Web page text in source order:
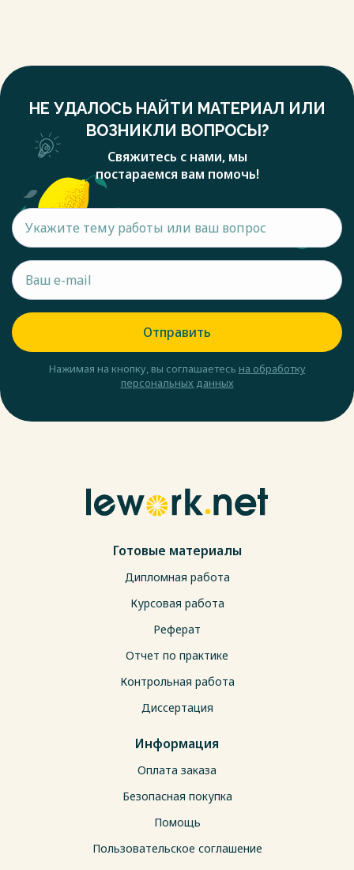
НЕ УДАЛОСЬ НАЙТИ МАТЕРИАЛ ИЛИ
ВОЗНИКЛИ ВОПРОСЫ?
Свяжитесь с нами, мы
постараемся вам помочь!
Отправить
Нажимая на кнопку, вы соглашаетесь на обработку
персональных данных
Готовые материалы
Дипломная работа
Курсовая работа
Реферат
Отчет по практике
Контрольная работа
Диссертация
Информация
Оплата заказа
Безопасная покупка
Помощь
Пользовательское соглашение